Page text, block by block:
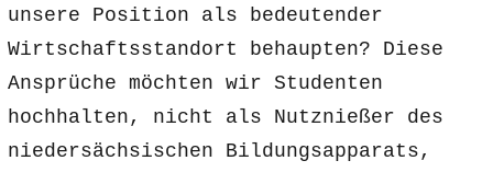
unsere Position als bedeutender
Wirtschaftsstandort behaupten? Diese
Ansprüche möchten wir Studenten
hochhalten, nicht als Nutznießer des
niedersächsischen Bildungsapparats,